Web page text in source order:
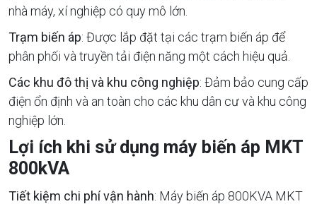
nhà máy, xí nghiệp có quy mô lớn.
Trạm biến áp: Được lắp đặt tại các trạm biến áp để
phân phối và truyền tải điện năng một cách hiệu quả.
Các khu đô thị và khu công nghiệp: Đảm bảo cung cấp
điện ổn định và an toàn cho các khu dân cư và khu công
nghiệp lớn.
Lợi ích khi sử dụng máy biến áp MKT
800kVA
Tiết kiệm chi phí vận hành: Máy biến áp 800KVA MKT